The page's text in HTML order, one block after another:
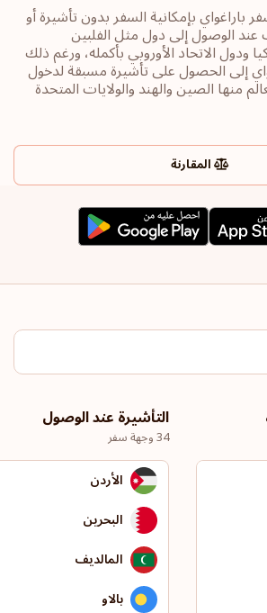
باراغواي بإمكانية السفر بدون تأشيرة أو
الوصول إلى دول مثل الفلبين
ودول الاتحاد الأوروبي بأكمله، ورغم ذلك
إلى الحصول على تأشيرة مسبقة لدخول
العالم منها الصين والهند والولايات المتحدة
المقارنة
التأشيرة عند الوصول
34 وجهة سفر
الأردن
البحرين
المالديف
بالاو